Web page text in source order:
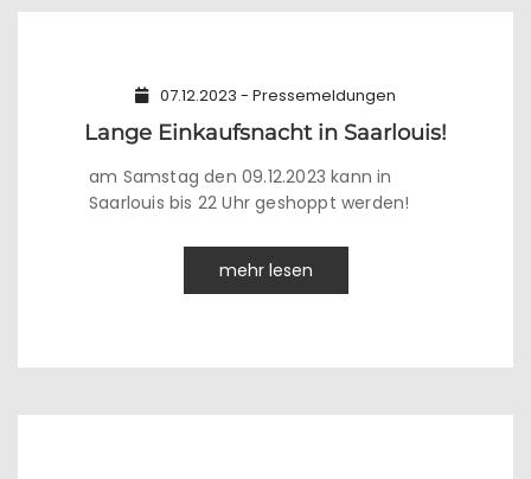
07.12.2023 - Pressemeldungen
Lange Einkaufsnacht in Saarlouis!
am Samstag den 09.12.2023 kann in
Saarlouis bis 22 Uhr geshoppt werden!
mehr lesen